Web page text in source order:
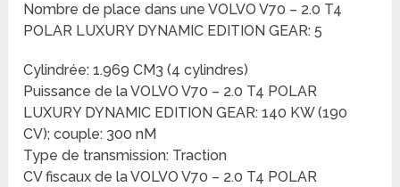
Nombre de place dans une VOLVO V70 – 2.0 T4
POLAR LUXURY DYNAMIC EDITION GEAR: 5
Cylindrée: 1.969 CM3 (4 cylindres)
Puissance de la VOLVO V70 – 2.0 T4 POLAR
LUXURY DYNAMIC EDITION GEAR: 140 KW (190
CV); couple: 300 nM
Type de transmission: Traction
CV fiscaux de la VOLVO V70 – 2.0 T4 POLAR